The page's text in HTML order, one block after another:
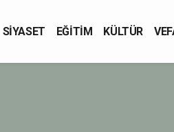
SİYASET EĞİTİM KÜLTÜR